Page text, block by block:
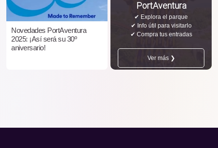
Novedades PortAventura
2025: ¡Así será su 30º
aniversario!
PortAventura
✔ Explora el parque
✔ Info útil para visitarlo
✔ Compra tus entradas
Ver más ❯